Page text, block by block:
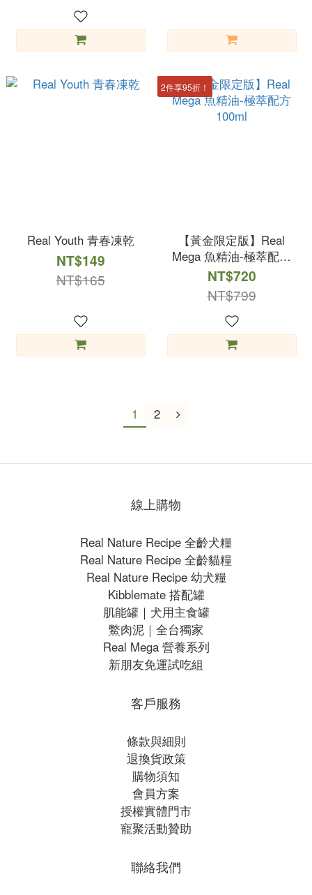
Real Youth 青春凍乾
NT$149
NT$165
2件享95折！
【黃金限定版】Real
Mega 魚精油-極萃配方
100ml
NT$720
NT$799
1 2
線上購物
Real Nature Recipe 全齡犬糧
Real Nature Recipe 全齡貓糧
Real Nature Recipe 幼犬糧
Kibblemate 搭配罐
肌能罐｜犬用主食罐
鱉肉泥｜全台獨家
Real Mega 營養系列
新朋友免運試吃組
客戶服務
條款與細則
退換貨政策
購物須知
會員方案
授權實體門市
寵聚活動贊助
聯絡我們